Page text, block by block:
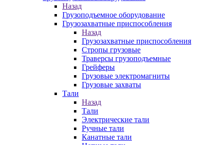
Назад
Грузоподъемное оборудование
Грузозахватные приспособления
Назад
Грузозахватные приспособления
Стропы грузовые
Траверсы грузоподъемные
Грейферы
Грузовые электромагниты
Грузовые захваты
Тали
Назад
Тали
Электрические тали
Ручные тали
Канатные тали